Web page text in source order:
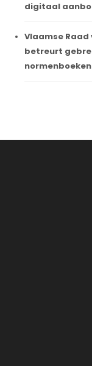
digitaal
Vlaamse
betreurt